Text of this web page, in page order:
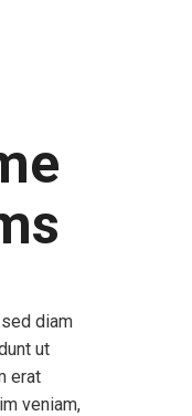
diam
ut
erat
veniam,